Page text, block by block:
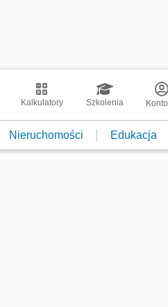
Kalkulatory Szkolenia Konto
Nieruchomości Edukacja